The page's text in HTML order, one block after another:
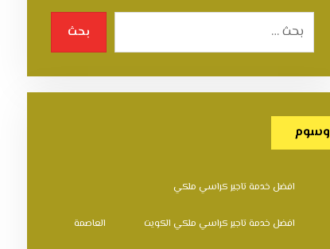
بحث
وسوم
افضل خدمة تاجير كراسي ملكي
افضل خدمة تاجير كراسي ملكي الكويت العاصمة